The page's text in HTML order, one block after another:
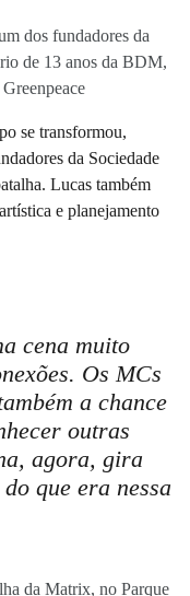
dos fundadores da
de 13 anos da BDM,
se transformou,
da Sociedade
Lucas também
e planejamento
cena muito
Os MCs
a chance
outras
agora, gira
que era nessa
da Matrix, no Parque